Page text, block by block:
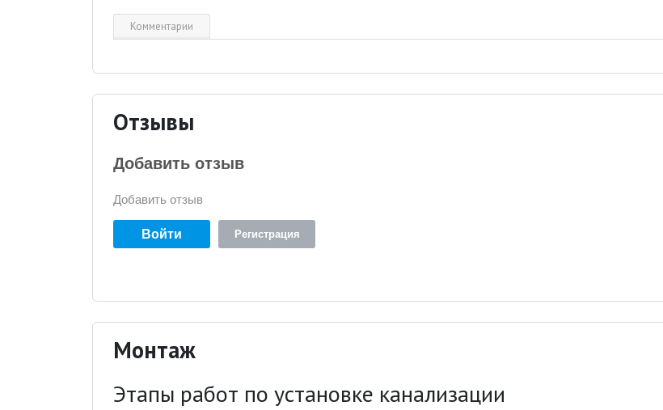
Комментарии
Отзывы
Добавить отзыв
Добавить отзыв
Войти Регистрация
Монтаж
Этапы работ по установке канализации